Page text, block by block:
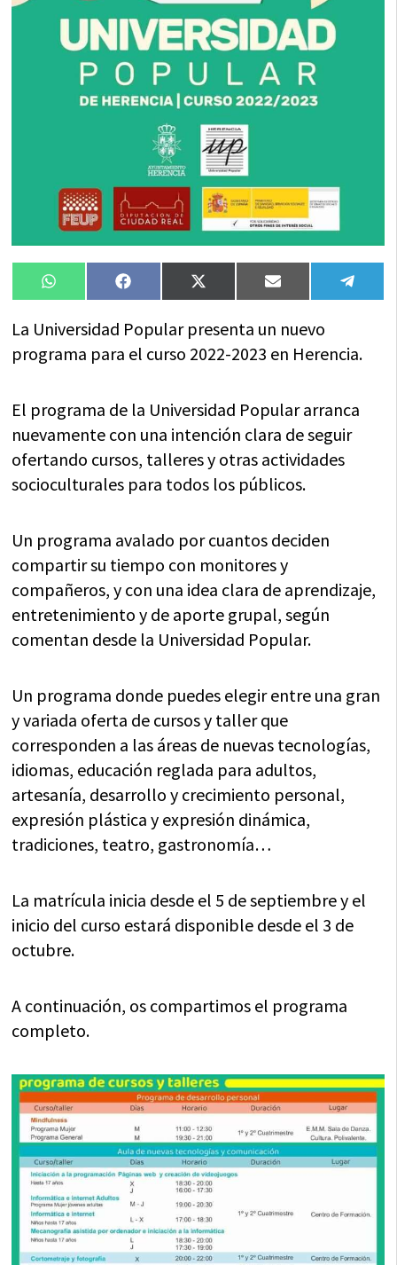
Compartir
en
WhatsAppCompartir
en
FacebookCompartir
en
X
(Twitter)
Compartir
en
Email
en
La Universidad Popular presenta un nuevo
programa para el curso 2022-2023 en Herencia.
El programa de la Universidad Popular arranca
nuevamente con una intención clara de seguir
ofertando cursos, talleres y otras actividades
socioculturales para todos los públicos.
Un programa avalado por cuantos deciden
compartir su tiempo con monitores y
compañeros, y con una idea clara de aprendizaje,
entretenimiento y de aporte grupal, según
comentan desde la Universidad Popular.
Un programa donde puedes elegir entre una gran
y variada oferta de cursos y taller que
corresponden a las áreas de nuevas tecnologías,
idiomas, educación reglada para adultos,
artesanía, desarrollo y crecimiento personal,
expresión plástica y expresión dinámica,
tradiciones, teatro, gastronomía…
La matrícula inicia desde el 5 de septiembre y el
inicio del curso estará disponible desde el 3 de
octubre.
A continuación, os compartimos el programa
completo.